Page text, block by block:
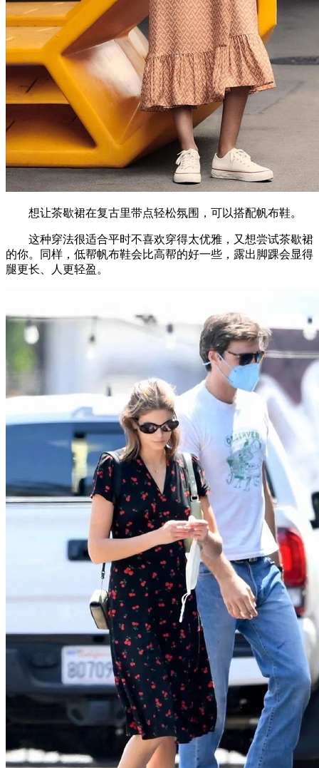
想让茶歇裙在复古里带点轻松氛围，可以搭配帆布鞋。
这种穿法很适合平时不喜欢穿得太优雅，又想尝试茶歇裙
的你。同样，低帮帆布鞋会比高帮的好一些，露出脚踝会显得
腿更长、人更轻盈。